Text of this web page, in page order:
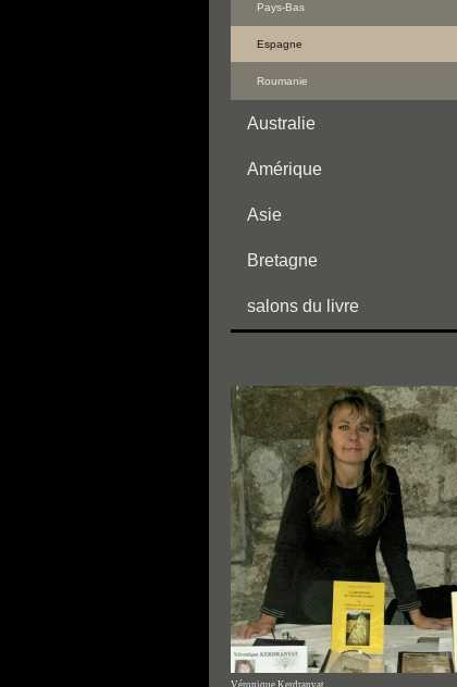
Pays-Bas
Espagne
Roumanie
Australie
Amérique
Asie
Bretagne
salons du livre